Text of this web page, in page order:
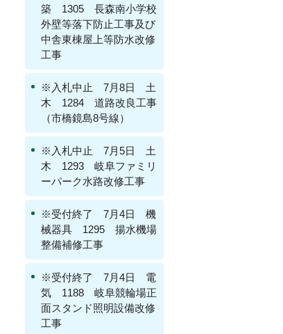
築 1305 長森南小学校
外壁等落下防止工事及び
中舎東棟屋上等防水改修
工事
※入札中止 7月8日 土
木 1284 道路改良工事
（市橋鏡島8号線）
※入札中止 7月5日 土
木 1293 岐阜ファミリ
ーパーク水路改修工事
※受付終了 7月4日 機
械器具 1295 揚水機場
整備補修工事
※受付終了 7月4日 電
気 1188 岐阜競輪場正
面スタンド照明設備改修
工事